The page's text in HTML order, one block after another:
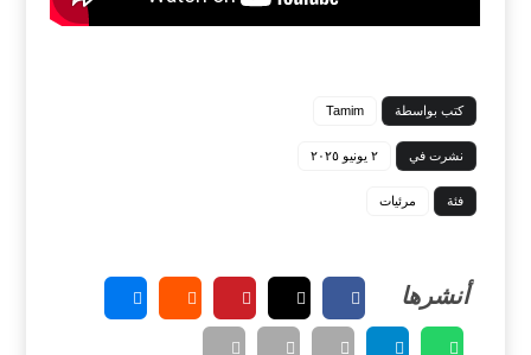
كتب بواسطة Tamim
نشرت في ٢ يونيو ٢٠٢٥
فئة مرئيات